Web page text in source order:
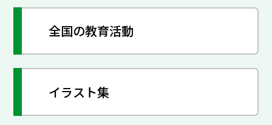
全国の教育活動
イラスト集